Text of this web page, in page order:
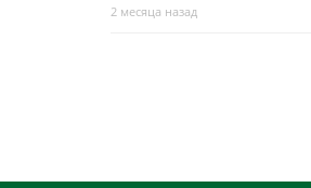
2 месяца назад